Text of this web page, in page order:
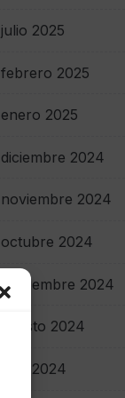
julio 2025
febrero 2025
enero 2025
diciembre 2024
noviembre 2024
octubre 2024
septiembre 2024
agosto 2024
julio 2024